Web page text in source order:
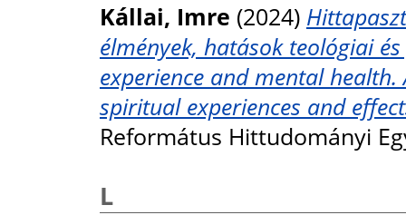
Kállai, Imre (2024)
élmények, hatások teológiai
experience and mental
spiritual experiences and
Református Hittudományi
L